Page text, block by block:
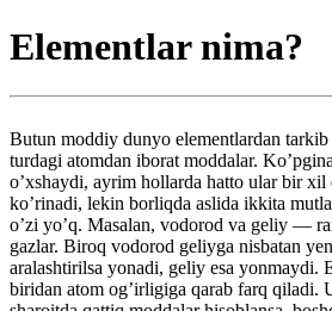
Elementlar nima?
Butun moddiy dunyo elementlardan
turdagi atomdan iborat moddalar.
o’xshaydi, ayrim hollarda hatto ular bir xil
ko’rinadi, lekin borliqda aslida ikkita
o’zi yo’q. Masalan, vodorod va geliy —
gazlar. Biroq vodorod geliyga nisbatan
aralashtirilsa yonadi, geliy esa yonmaydi.
biridan atom og’irligiga qarab farq qiladi.